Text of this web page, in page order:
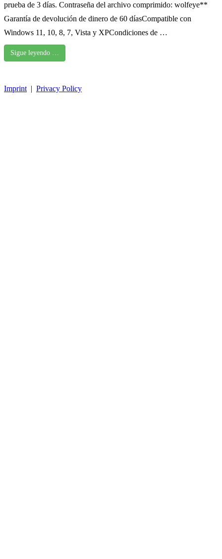
prueba de 3 días. Contraseña del archivo comprimido: wolfeye**
Garantía de devolución de dinero de 60 díasCompatible con
Windows 11, 10, 8, 7, Vista y XPCondiciones de …
Sigue leyendo …
Imprint | Privacy Policy